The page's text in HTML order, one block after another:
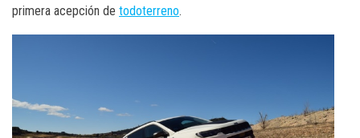
primera acepción de todoterreno.